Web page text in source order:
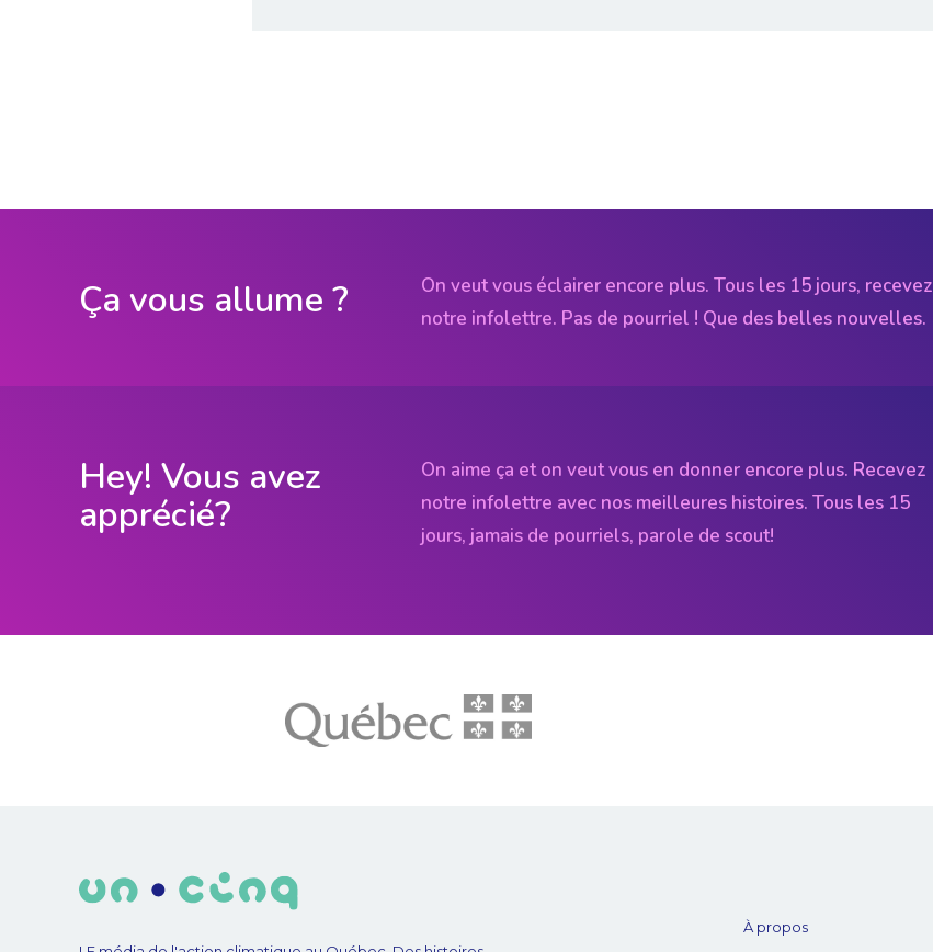
Ça vous allume ?
On veut vous éclairer encore plus. Tous les 15 jours, recevez
notre infolettre. Pas de pourriel ! Que des belles nouvelles.
Hey! Vous avez
apprécié?
On aime ça et on veut vous en donner encore plus. Recevez
notre infolettre avec nos meilleures histoires. Tous les 15
jours, jamais de pourriels, parole de scout!
À propos